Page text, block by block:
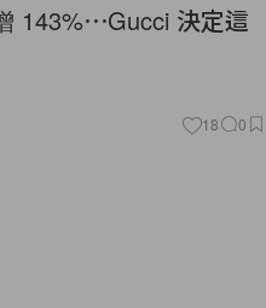
143%⋯Gucci 決定這
18 0